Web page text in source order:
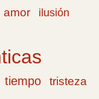
amor
ilusión
tiempo
tristeza